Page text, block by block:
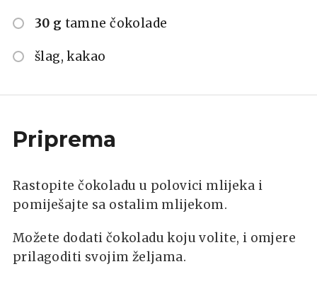
30 g tamne čokolade
šlag, kakao
Priprema
Rastopite čokoladu u polovici mlijeka i
pomiješajte sa ostalim mlijekom.
Možete dodati čokoladu koju volite, i omjere
prilagoditi svojim željama.